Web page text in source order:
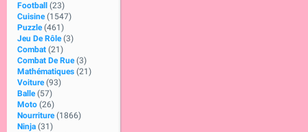
Football
(23)
Cuisine (1547)
Puzzle (461)
Jeu De Rôle (3)
Combat (21)
Combat De Rue (3)
Mathématiques (21)
Voiture (93)
Balle (57)
Moto (26)
Nourriture (1866)
Ninja (31)